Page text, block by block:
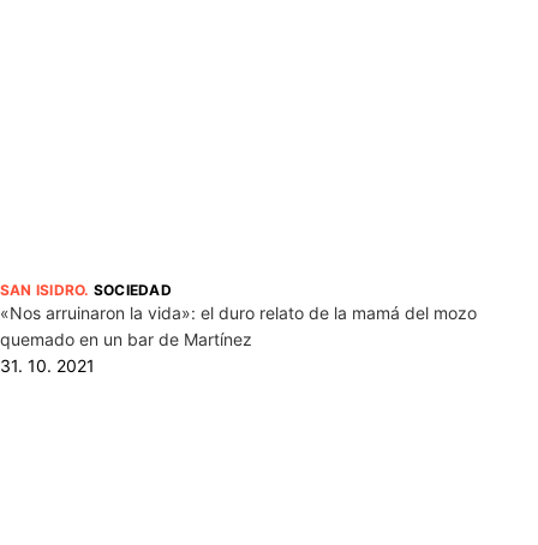
SAN ISIDRO. SOCIEDAD
«Nos arruinaron la vida»: el duro relato de la mamá del mozo
quemado en un bar de Martínez
31. 10. 2021